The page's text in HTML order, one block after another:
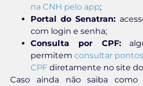
na CNH pelo app;
Portal do Senatran:
com login e senha;
Consulta por CPF:
permitemconsultar
CPF diretamente no site
Caso ainda não saiba como